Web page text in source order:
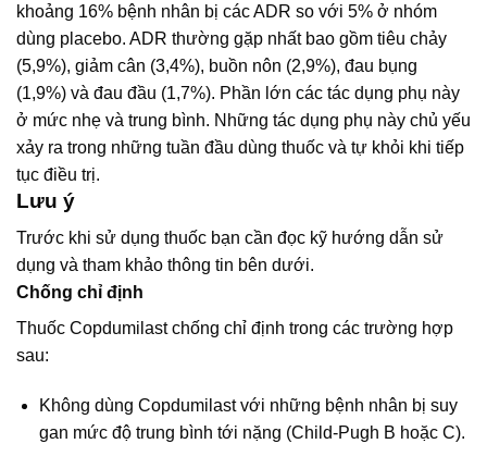
khoảng 16% bệnh nhân bị các ADR so với 5% ở nhóm
dùng placebo. ADR thường gặp nhất bao gồm tiêu chảy
(5,9%), giảm cân (3,4%), buồn nôn (2,9%), đau bụng
(1,9%) và đau đầu (1,7%). Phần lớn các tác dụng phụ này
ở mức nhẹ và trung bình. Những tác dụng phụ này chủ yếu
xảy ra trong những tuần đầu dùng thuốc và tự khỏi khi tiếp
tục điều trị.
Lưu ý
Trước khi sử dụng thuốc bạn cần đọc kỹ hướng dẫn sử
dụng và tham khảo thông tin bên dưới.
Chống chỉ định
Thuốc Copdumilast chống chỉ định trong các trường hợp
sau:
Không dùng Copdumilast với những bệnh nhân bị suy
gan mức độ trung bình tới nặng (Child-Pugh B hoặc C).